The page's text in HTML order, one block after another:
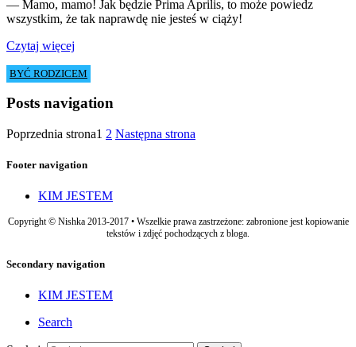
— Mamo, mamo! Jak będzie Prima Aprilis, to może powiedz
wszystkim, że tak naprawdę nie jesteś w ciąży!
Czytaj więcej
BYĆ RODZICEM
Posts navigation
Poprzednia strona1 2 Następna strona
Footer navigation
KIM JESTEM
Copyright © Nishka 2013-2017 • Wszelkie prawa zastrzeżone: zabronione jest kopiowanie
tekstów i zdjęć pochodzących z bloga.
Secondary navigation
KIM JESTEM
Search